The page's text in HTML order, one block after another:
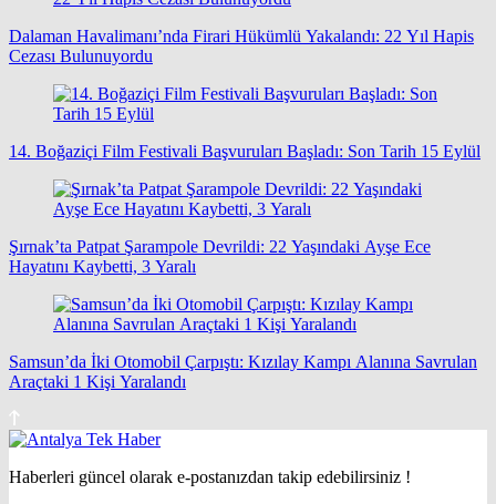
Dalaman Havalimanı’nda Firari Hükümlü Yakalandı: 22 Yıl Hapis
Cezası Bulunuyordu
14. Boğaziçi Film Festivali Başvuruları Başladı: Son Tarih 15 Eylül
Şırnak’ta Patpat Şarampole Devrildi: 22 Yaşındaki Ayşe Ece
Hayatını Kaybetti, 3 Yaralı
Samsun’da İki Otomobil Çarpıştı: Kızılay Kampı Alanına Savrulan
Araçtaki 1 Kişi Yaralandı
Haberleri güncel olarak e-postanızdan takip edebilirsiniz !